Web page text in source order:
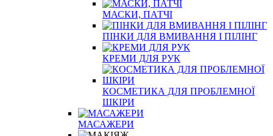
МАСКИ, ПАТЧІ
ПІНКИ ДЛЯ ВМИВАННЯ І ПІЛІНГ
КРЕМИ ДЛЯ РУК
КОСМЕТИКА ДЛЯ ПРОБЛЕМНОЇ
ШКІРИ
МАСАЖЕРИ